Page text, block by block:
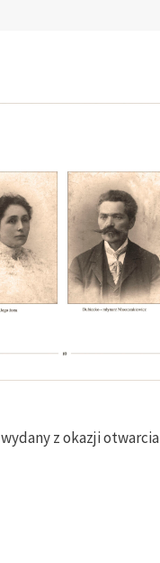
wydany z okazji otwarcia